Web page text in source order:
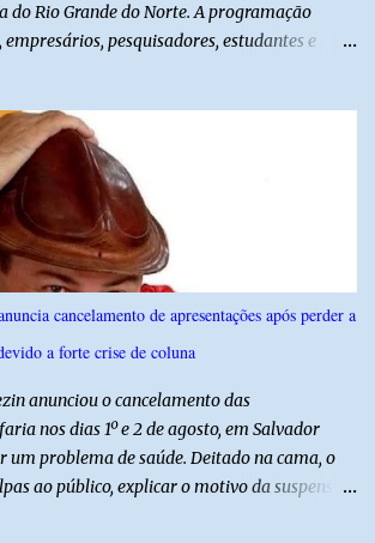
Rio Grande do Norte. A programação
pesquisadores, estudantes e
voltadas ao setor. Além das atividades
com programação cultural. No dia 20 de
prestigiar o show de humor com Mução,
musical de Vê Barreto. A Frut & Tec
do Distrito de Irrigação do Baixo Açu como
irrigada, promovendo conhecimento,
para o desenvolvimento do agronegócio
cancelamento de apresentações após perder a
a forte crise de coluna
anunciou o cancelamento das
nos dias 1º e 2 de agosto, em Salvador
um problema de saúde. Deitado na cama, o
ao público, explicar o motivo da suspensão